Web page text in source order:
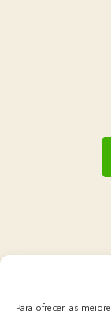
Para ofrecer las